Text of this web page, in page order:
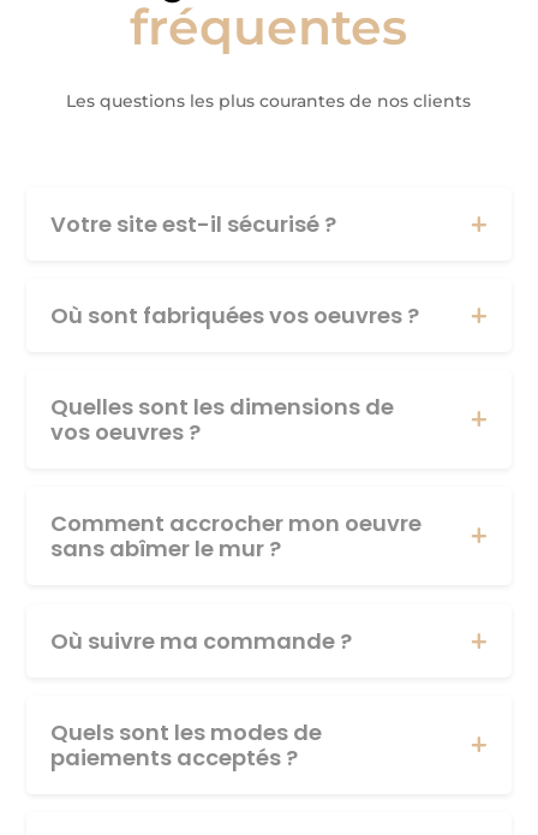
fréquentes
Les questions les plus courantes de nos clients
Votre site est-il sécurisé ?
Où sont fabriquées vos oeuvres ?
Quelles sont les dimensions de
vos oeuvres ?
Comment accrocher mon oeuvre
sans abîmer le mur ?
Où suivre ma commande ?
Quels sont les modes de
paiements acceptés ?